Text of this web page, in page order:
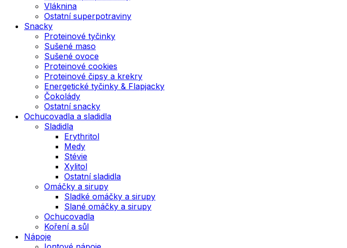
Vláknina
Ostatní superpotraviny
Snacky
Proteinové tyčinky
Sušené maso
Sušené ovoce
Proteinové cookies
Proteinové čipsy a krekry
Energetické tyčinky & Flapjacky
Čokolády
Ostatní snacky
Ochucovadla a sladidla
Sladidla
Erythritol
Medy
Stévie
Xylitol
Ostatní sladidla
Omáčky a sirupy
Sladké omáčky a sirupy
Slané omáčky a sirupy
Ochucovadla
Koření a sůl
Nápoje